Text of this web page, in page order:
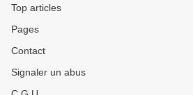
Top articles
Pages
Contact
Signaler un abus